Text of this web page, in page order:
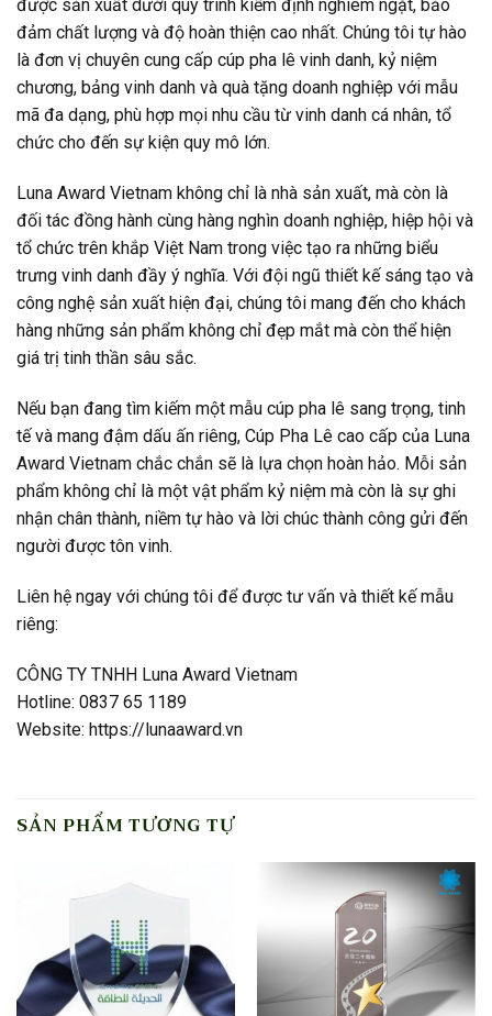
được sản xuất dưới quy trình kiểm định nghiêm ngặt, bảo
đảm chất lượng và độ hoàn thiện cao nhất. Chúng tôi tự hào
là đơn vị chuyên cung cấp cúp pha lê vinh danh, kỷ niệm
chương, bảng vinh danh và quà tặng doanh nghiệp với mẫu
mã đa dạng, phù hợp mọi nhu cầu từ vinh danh cá nhân, tổ
chức cho đến sự kiện quy mô lớn.
Luna Award Vietnam không chỉ là nhà sản xuất, mà còn là
đối tác đồng hành cùng hàng nghìn doanh nghiệp, hiệp hội và
tổ chức trên khắp Việt Nam trong việc tạo ra những biểu
trưng vinh danh đầy ý nghĩa. Với đội ngũ thiết kế sáng tạo và
công nghệ sản xuất hiện đại, chúng tôi mang đến cho khách
hàng những sản phẩm không chỉ đẹp mắt mà còn thể hiện
giá trị tinh thần sâu sắc.
Nếu bạn đang tìm kiếm một mẫu cúp pha lê sang trọng, tinh
tế và mang đậm dấu ấn riêng, Cúp Pha Lê cao cấp của Luna
Award Vietnam chắc chắn sẽ là lựa chọn hoàn hảo. Mỗi sản
phẩm không chỉ là một vật phẩm kỷ niệm mà còn là sự ghi
nhận chân thành, niềm tự hào và lời chúc thành công gửi đến
người được tôn vinh.
Liên hệ ngay với chúng tôi để được tư vấn và thiết kế mẫu
riêng:
CÔNG TY TNHH Luna Award Vietnam
Hotline: 0837 65 1189
Website: https://lunaaward.vn
SẢN PHẨM TƯƠNG TỰ